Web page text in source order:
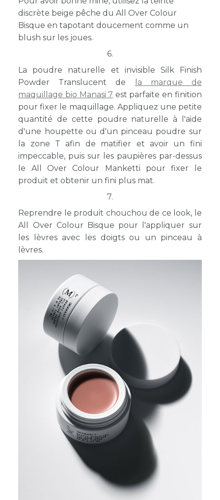
discrète beige pêche du All Over Colour
Bisque en tapotant doucement comme un
blush sur les joues.
6.
La poudre naturelle et invisible Silk Finish
Powder Translucent de
la marque de
maquillage bio Manasi 7 est parfaite en finition
pour fixer le maquillage. Appliquez une petite
quantité de cette poudre naturelle à l'aide
d'une houpette ou d'un pinceau poudre sur
la zone T afin de matifier et avoir un fini
impeccable, puis sur les paupières par-dessus
le All Over Colour Manketti pour fixer le
produit et obtenir un fini plus mat.
7.
Reprendre le produit chouchou de ce look, le
All Over Colour Bisque pour l'appliquer sur
les lèvres avec les doigts ou un pinceau à
lèvres.